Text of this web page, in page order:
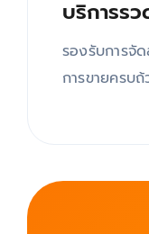
บริการรว
รองรับการจั
การขายครบ